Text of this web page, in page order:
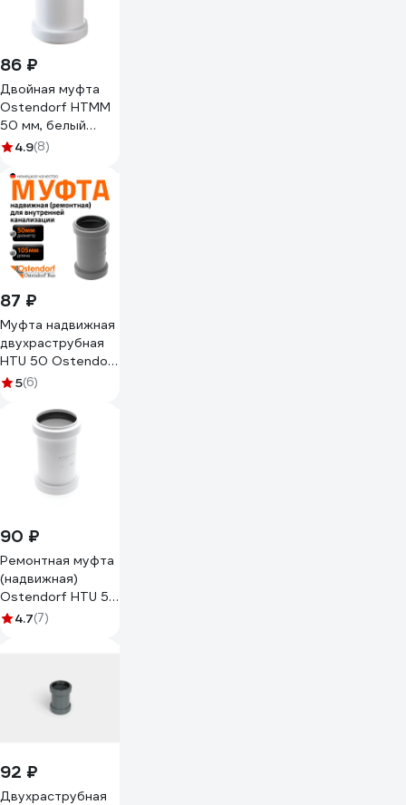
86 ₽
Двойная муфта
Ostendorf HTMM
50 мм, белый
559770
4.9(8)
87 ₽
Муфта надвижная
двухраструбная
HTU 50 Ostendorf
112500
5(6)
90 ₽
Ремонтная муфта
(надвижная)
Ostendorf HTU 50
мм, белый 559720
4.7(7)
92 ₽
Двухраструбная